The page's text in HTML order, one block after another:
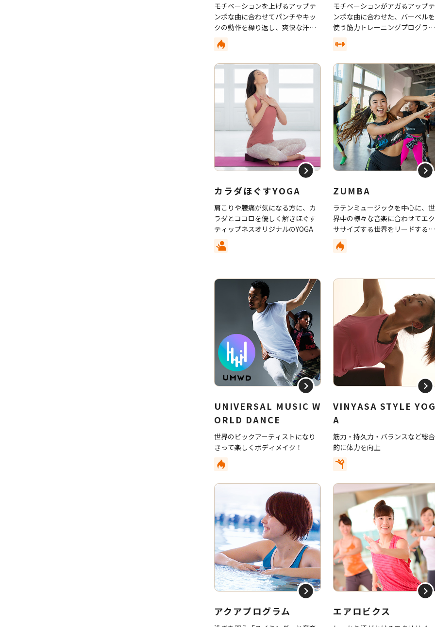
モチベーションを上げるアップテ
ンポな曲に合わせてパンチやキッ
クの動作を繰り返し、爽快な汗を
流すエクササイズです。
モチベーションがアガるアップテ
ンポな曲に合わせた、バーベルを
使う筋力トレーニングプログラム
カラダほぐすYOGA
肩こりや腰痛が気になる方に、カ
ラダとココロを優しく解きほぐす
ティップネスオリジナルのYOGA
ZUMBA
ラテンミュージックを中心に、世
界中の様々な音楽に合わせてエク
ササイズする世界をリードするフ
ィットネスダンス
UNIVERSAL MUSIC W
ORLD DANCE
世界のビックアーティストになり
きって楽しくボディメイク！
VINYASA STYLE
A
筋力・持久力・バランスなど総合
的に体力を向上
アクアプログラム エアロビクス